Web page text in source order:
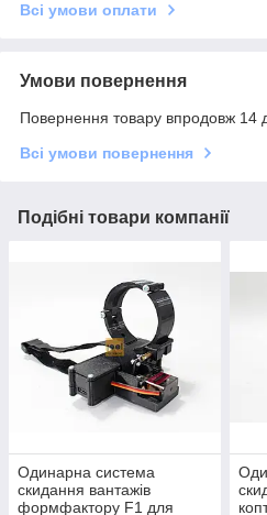
Всі умови оплати
Умови повернення
Повернення товару впродовж 14
Всі умови повернення
Подібні товари компанії
Одинарна система
скидання вантажів
формфактору F1 для